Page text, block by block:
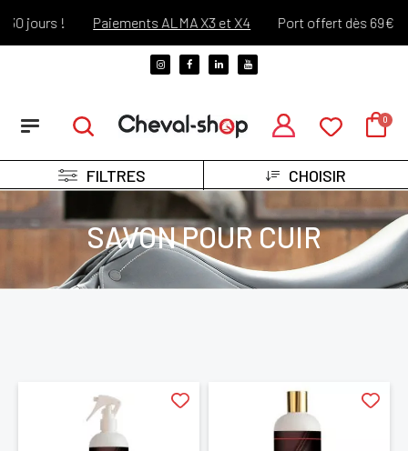
jours ! Paiements ALMA X3 et X4 Port offert dès 69€
FILTRES CHOISIR
SAVON POUR CUIR